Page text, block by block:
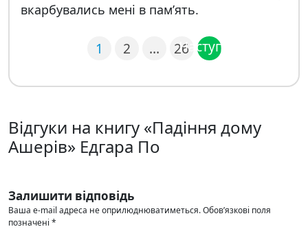
вкарбувались мені в пам’ять.
1 2 … 26
Наступна
Відгуки на книгу «Падіння дому
Ашерів» Едгара По
Залишити відповідь
Ваша e-mail адреса не оприлюднюватиметься.Обов’язкові поля
позначені *